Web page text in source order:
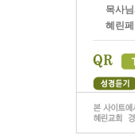
목사
혜린